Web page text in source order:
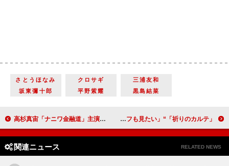
さとうほなみ クロサギ
三浦友和
坂東彌十郎
平野紫耀 黒島結菜
高杉真宙「ナニワ金融道」主演は「うれしいけれど緊張もした」 「この作品が愛されてきた理由を知ることができた」 「祈りのカルテ」“諏訪野”玉森裕太と“広瀬”原田泰造の関係に注目 “桃井”りょうと“立石”松雪泰子の共演に「スピンオフも見たい」
関連ニュース RELATED NEWS